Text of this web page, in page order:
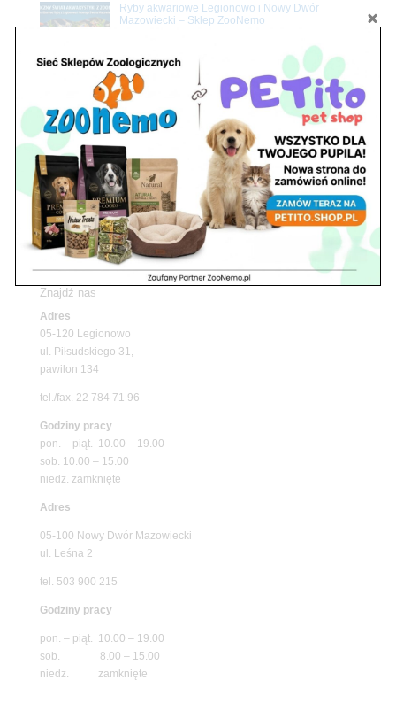
Ryby akwariowe Legionowo i Nowy Dwór
Mazowiecki – Sklep ZooNemo
Z Życia Sklepu
Stwórz podwodne arcydzieło: Najpiękniejsze
rośliny akwariowe w ZooNemo – Legionowo i
Nowy Dwór Mazowiecki
Promocje
Upały wracają! Zadbaj o komfort swojego pupila
z matami chłodzącymi ZooNemo
Z Życia Sklepu
Petito Pet Shop – Internetowy Sklep Zoologiczny
Online! Wszystko Dla Twojego Pupila | ZooNemo
Znajdź nas
Adres
05-120 Legionowo
ul. Piłsudskiego 31,
pawilon 134
tel./fax. 22 784 71 96
Godziny pracy
pon. – piąt. 10.00 – 19.00
sob. 10.00 – 15.00
niedz. zamknięte
Adres
05-100 Nowy Dwór Mazowiecki
ul. Leśna 2
tel. 503 900 215
Godziny pracy
pon. – piąt. 10.00 – 19.00
sob. 8.00 – 15.00
niedz. zamknięte